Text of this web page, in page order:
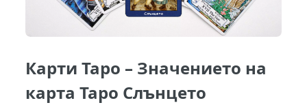
Карти Таро – Значението на
карта Таро Слънцето